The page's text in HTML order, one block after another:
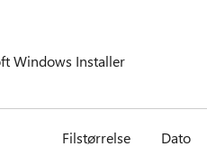
Windows Installer
Filstørrelse Dato